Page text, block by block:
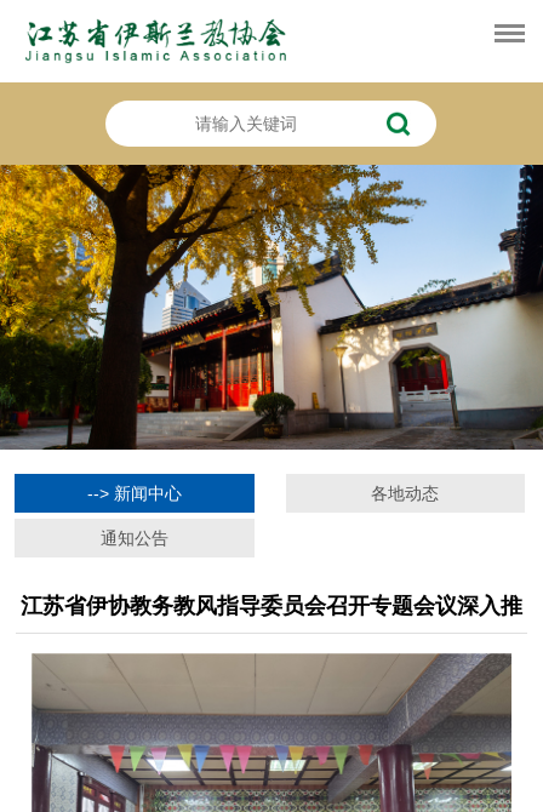
--> 新闻中心 各地动态
通知公告
江苏省伊协教务教风指导委员会召开专题会议深入推
进全面从严治教